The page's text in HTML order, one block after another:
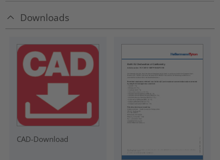
Downloads
CAD-Download